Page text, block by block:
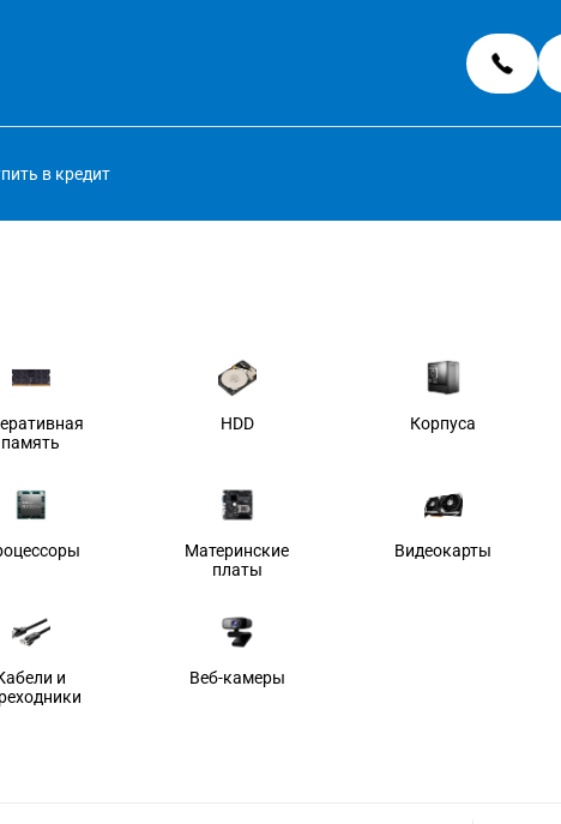
в кредит
память
HDD Корпуса
Материнские
платы
Видеокарты
и
Веб-камеры